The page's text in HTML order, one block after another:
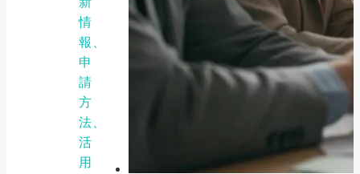
情
報、
申
請
方
法、
活
用